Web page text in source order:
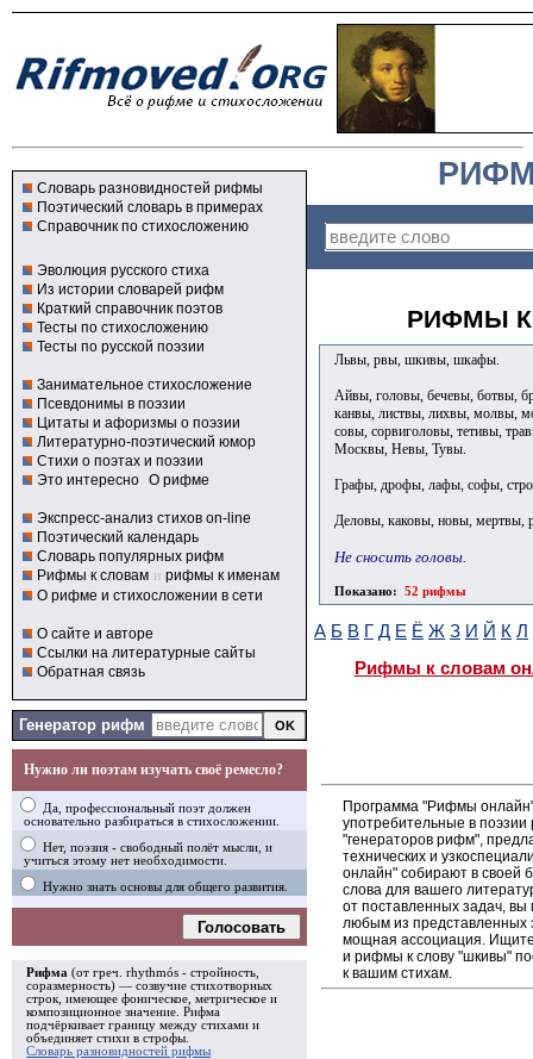
Словарь разновидностей рифмы
Поэтический словарь в примерах
Справочник по стихосложению
Эволюция русского стиха
Из истории словарей рифм
Краткий справочник поэтов
Тесты по стихосложению
Тесты по русской поэзии
Занимательное стихосложение
Псевдонимы в поэзии
Цитаты и афоризмы о поэзии
Литературно-поэтический юмор
Стихи о поэтах и поэзии
Это интересно О рифме
Экспресс-анализ стихов on-line
Поэтический календарь
Словарь популярных рифм
Рифмы к словам и рифмы к именам
О рифме и стихосложении в сети
О сайте и авторе
Ссылки на литературные сайты
Обратная связь
Генератор рифм
Нужно ли поэтам изучать своё ремесло?
Да, профессиональный поэт должен
основательно разбираться в стихосложении.
Нет, поэзия - свободный полёт мысли, и
учиться этому нет необходимости.
Нужно знать основы для общего развития.
Голосовать
Рифма (от греч. rhythmós - стройность,
соразмерность) — созвучие стихотворных
строк, имеющее фоническое, метрическое и
композиционное значение. Рифма
подчёркивает границу между стихами и
объединяет стихи в строфы
Словарь разновидностей рифмы
РИФМЫ К
Львы, рвы, шкивы, шкафы.
Айвы, головы, бечевы, ботвы,
канвы, листвы, лихвы, молвы,
совы, сорвиголовы, тетивы,
Москвы, Невы, Тувы.
Графы, дрофы, лафы, софы,
Деловы, каковы, новы, мертвы,
Не сносить головы.
Показано: 52 рифмы
А Б В Г Д Е Ё Ж З И Й К Л
Рифмы к словам
Программа "Рифмы
употребительные в
"генераторов рифм",
технических и
онлайн" собирают в своей
слова для вашего
от поставленных задач,
любым из
мощная ассоциация. Ищите
и рифмы к слову "шкивы"
к вашим стихам.